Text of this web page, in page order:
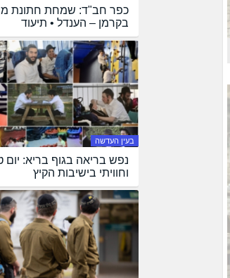
כפר חב"ד: שמחת חתונת
בקרמן – הענדל • תיעוד
בעין העדשה
נפש בריאה בגוף בריא: יום
וחוויתי בישיבות הקיץ